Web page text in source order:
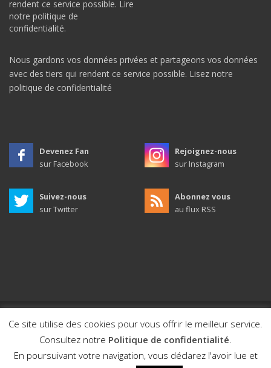
rendent ce service possible. Lire
notre politique de
confidentialité.
Nous gardons vos données privées et partageons vos données
avec des tiers qui rendent ce service possible. Lisez notre
politique de confidentialité
Devenez Fan
sur Facebook
Rejoignez-nous
sur Instagram
Suivez-nous
sur Twitter
Abonnez vous
au flux RSS
© 2011 - 2026 / Ville de Mios / Tous droits réservés.
Design et développement par Bewod.com, agence digitale
Ce site utilise des cookies pour vous offrir le meilleur service.
Consultez notre Politique de confidentialité.
En poursuivant votre navigation, vous déclarez l'avoir lue et